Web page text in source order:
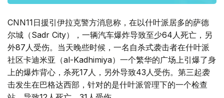
CNN11日援引伊拉克警方消息称，在以什叶派居多的萨德
尔城（Sadr City），一辆汽车爆炸导致至少64人死亡，另
外87人受伤。当天晚些时候，一名自杀式袭击者在什叶派
社区卡迪米亚（al-Kadhimiya）一个繁华的广场上引爆了身
上的爆炸背心，杀死17人，另外导致43人受伤。第三起袭
击发生在巴格达西部，针对的是什叶派管理下的一个检查